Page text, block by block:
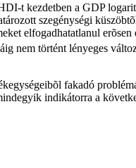
t kezdetben a GDP
szegénységi
elfogadhatatlanul
nem történt lényeges
fakadó
indikátorra a